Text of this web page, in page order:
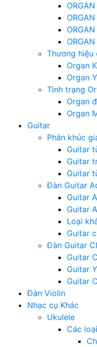
Thương hiệu
Organ
Organ
Tình trạng
Organ
Organ
Guitar
Phân khúc
Guitar
Guitar
Guitar
Đàn Guitar
Guitar
Guitar
Loại
Guitar
Đàn Guitar
Guitar
Guitar
Guitar
Đàn Violin
Nhạc cụ Khác
Ukulele
Các